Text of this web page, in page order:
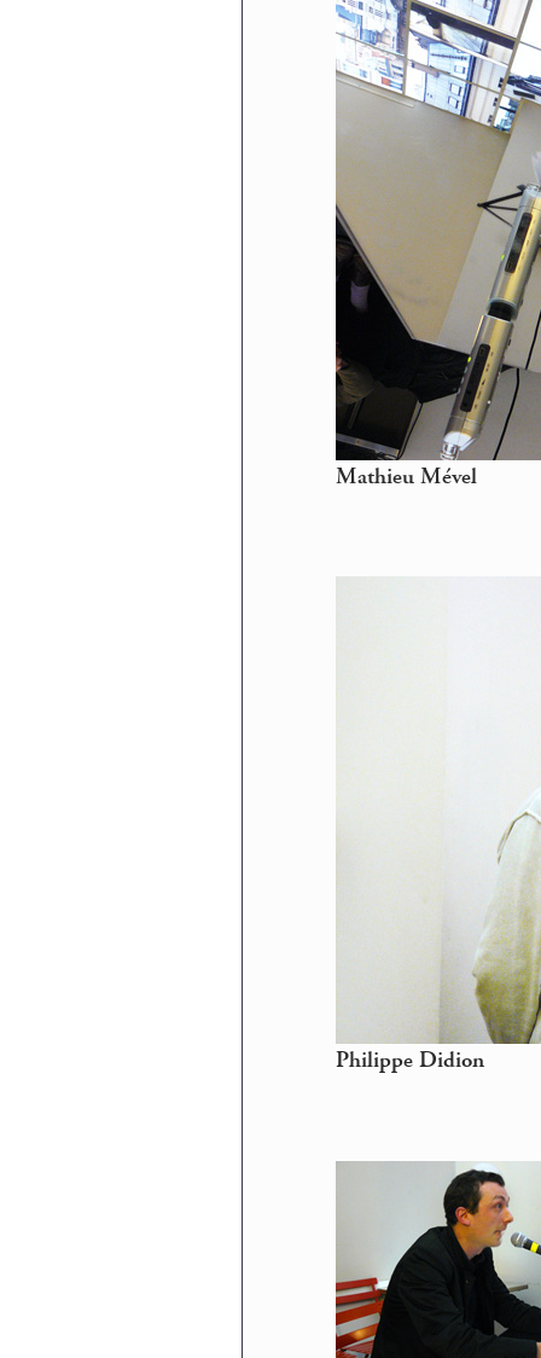
Mathieu Mével
Philippe Didion